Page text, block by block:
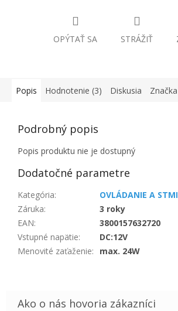
OPÝTAŤ SA STRÁŽIŤ
Popis Hodnotenie (3) Diskusia Značka
Podrobný popis
Popis produktu nie je dostupný
Dodatočné parametre
Kategória:
OVLÁDANIE A
Záruka:
3 roky
EAN:
3800157632720
Vstupné napätie:
DC:12V
Menovité zaťaženie: max. 24W